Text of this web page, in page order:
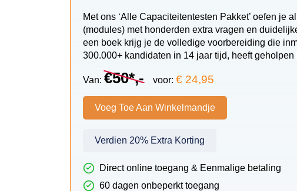
Met ons ‘Alle Capaciteitentesten Pakket’ oefen je
(modules) met honderden extra vragen en
een boek krijg je de volledige voorbereiding die
300.000+ kandidaten in 14 jaar tijd, heeft geholpen
Van: €50*,- voor: € 24,95
Voeg Toe Aan Winkelmandje
Verdien 20% Extra Korting
Direct online toegang & Eenmalige betaling
60 dagen onbeperkt toegang